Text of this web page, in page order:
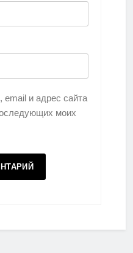
и адрес сайта
моих